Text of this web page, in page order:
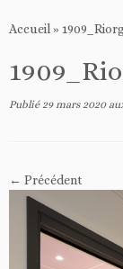
auAccueil »
Publié 29 mars 2020
← Précédent